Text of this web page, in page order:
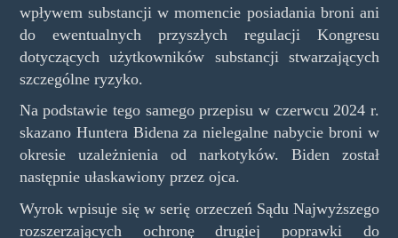
wpływem substancji w momencie posiadania broni ani
do ewentualnych przyszłych regulacji Kongresu
dotyczących użytkowników substancji stwarzających
szczególne ryzyko.
Na podstawie tego samego przepisu w czerwcu 2024 r.
skazano Huntera Bidena za nielegalne nabycie broni w
okresie uzależnienia od narkotyków. Biden został
następnie ułaskawiony przez ojca.
Wyrok wpisuje się w serię orzeczeń Sądu Najwyższego
rozszerzających ochronę drugiej poprawki do